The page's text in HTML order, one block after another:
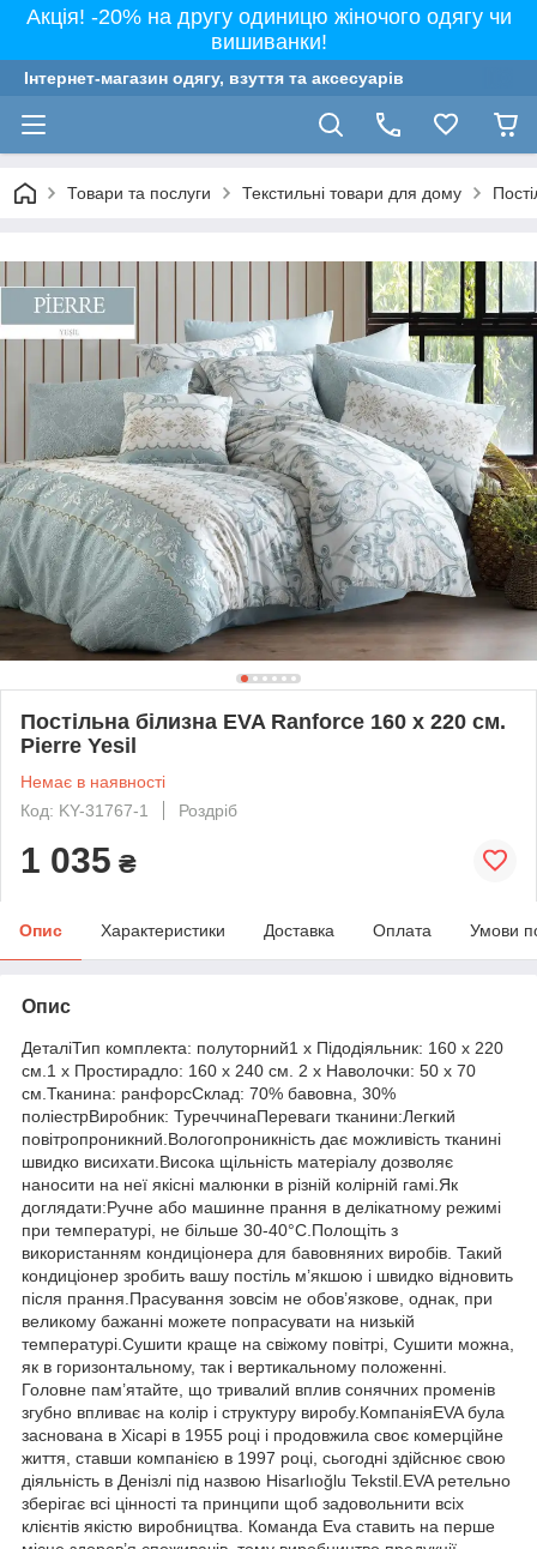
Акція! -20% на другу одиницю жіночого одягу чи
вишиванки!
Інтернет-магазин одягу, взуття та аксесуарів
Товари та послуги Текстильні товари для дому
Постільна білизна EVA Ranforce 160 х 220 см.
Pierre Yesil
Немає в наявності
Код: KY-31767-1
Роздріб
1 035 ₴
Опис Характеристики Доставка Оплата Умови
Опис
ДеталіТип комплекта: полуторний1 х Підодіяльник: 160 х 220
см.1 х Простирадло: 160 х 240 см. 2 х Наволочки: 50 х 70
см.Тканина: ранфорсСклад: 70% бавовна, 30%
поліестрВиробник: ТуреччинаПереваги тканини:Легкий
повітропроникний.Вологопроникність дає можливість тканині
швидко висихати.Висока щільність матеріалу дозволяє
наносити на неї якісні малюнки в різній колірній гамі.Як
доглядати:Ручне або машинне прання в делікатному режимі
при температурі, не більше 30-40°С.Полощіть з
використанням кондиціонера для бавовняних виробів. Такий
кондиціонер зробить вашу постіль м’якшою і швидко відновить
після прання.Прасування зовсім не обов’язкове, однак, при
великому бажанні можете попрасувати на низькій
температурі.Сушити краще на свіжому повітрі, Сушити можна,
як в горизонтальному, так і вертикальному положенні.
Головне пам’ятайте, що тривалий вплив сонячних променів
згубно впливає на колір і структуру виробу.КомпаніяEVA була
заснована в Хісарі в 1955 році і продовжила своє комерційне
життя, ставши компанією в 1997 році, сьогодні здійснює свою
діяльність в Денізлі під назвою Hisarlıoğlu Tekstil.EVA ретельно
зберігає всі цінності та принципи щоб задовольнити всіх
клієнтів якістю виробництва. Команда Eva ставить на перше